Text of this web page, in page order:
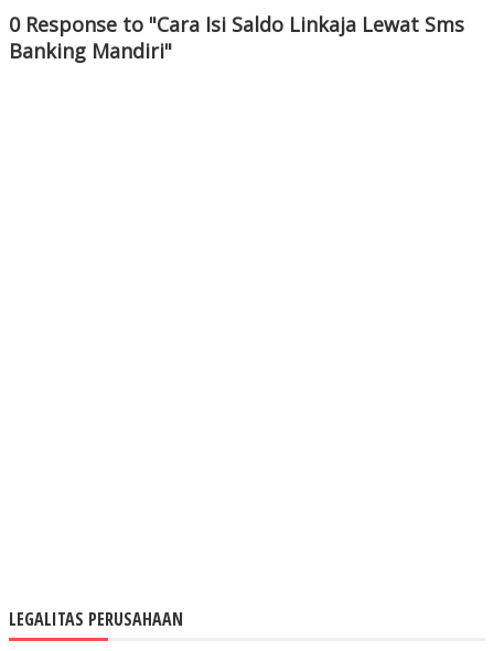
0 Response to "Cara Isi Saldo Linkaja Lewat Sms
Banking Mandiri"
LEGALITAS PERUSAHAAN